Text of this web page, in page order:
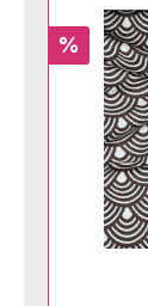
Rabatt
%